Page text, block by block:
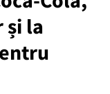
și la